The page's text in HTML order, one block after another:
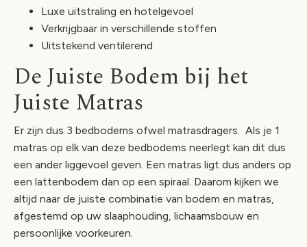
Luxe uitstraling en hotelgevoel
Verkrijgbaar in verschillende stoffen
Uitstekend ventilerend
De Juiste Bodem bij het
Juiste Matras
Er zijn dus 3 bedbodems ofwel matrasdragers. Als je 1
matras op elk van deze bedbodems neerlegt kan dit dus
een ander liggevoel geven. Een matras ligt dus anders op
een lattenbodem dan op een spiraal. Daarom kijken we
altijd naar de juiste combinatie van bodem en matras,
afgestemd op uw slaaphouding, lichaamsbouw en
persoonlijke voorkeuren.